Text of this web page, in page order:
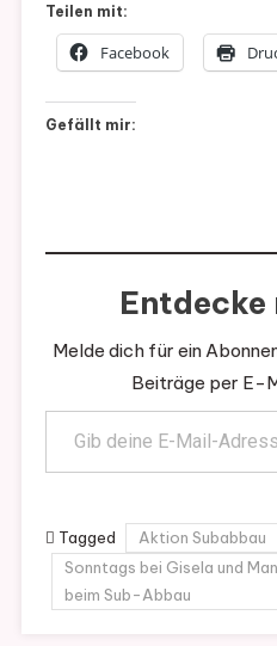
Teilen mit:
Facebook
Gefällt mir:
Entdecke
Melde dich für ein
Beiträge per E-
Gib deine E-Mail-Adresse ein ...
Tagged
Aktion Subabbau
Sonntags bei Gisela und
beim Sub-Abbau